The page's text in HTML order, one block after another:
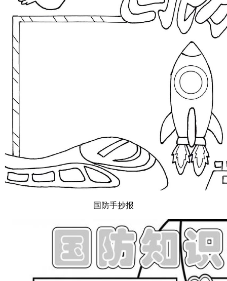
国防手抄报